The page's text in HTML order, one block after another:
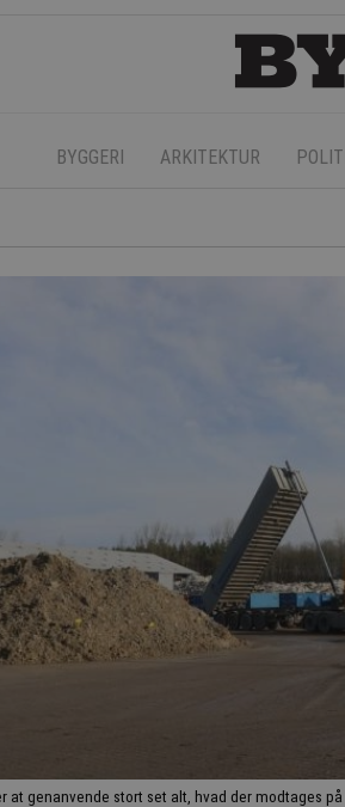
BYGGERI ARKITEKTUR
at genanvende stort set alt, hvad der modtages